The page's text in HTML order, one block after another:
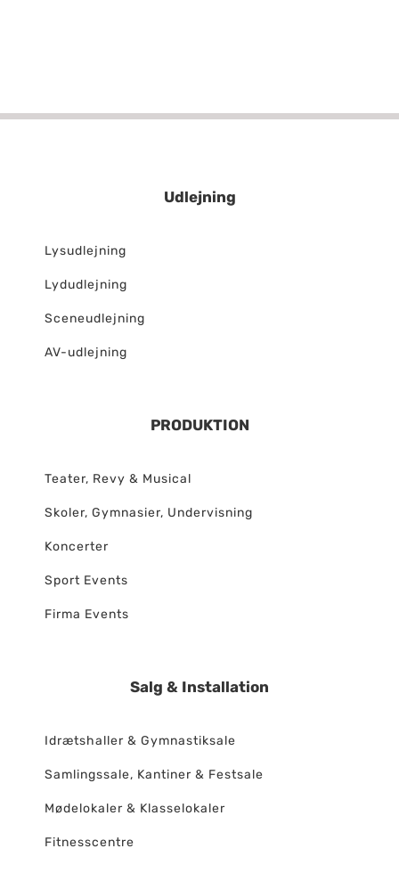
Udlejning
Lysudlejning
Lydudlejning
Sceneudlejning
AV-udlejning
PRODUKTION
Teater, Revy & Musical
Skoler, Gymnasier, Undervisning
Koncerter
Sport Events
Firma Events
Salg & Installation
Idrætshaller & Gymnastiksale
Samlingssale, Kantiner & Festsale
Mødelokaler & Klasselokaler
Fitnesscentre